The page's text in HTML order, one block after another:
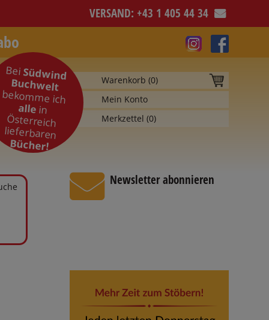
VERSAND: +43 1 405 44 34
BeiSüdwind
Buchwelt
bekomme ich
allein
Österreich
lieferbaren
Bücher!
Warenkorb (0)
Mein Konto
Merkzettel (0)
Newsletter abonnieren